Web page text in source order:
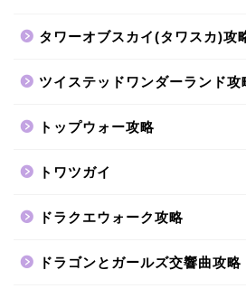
タワーオブスカイ(タワスカ)攻
ツイステッドワンダーランド攻
トップウォー攻略
トワツガイ
ドラクエウォーク攻略
ドラゴンとガールズ交響曲攻略